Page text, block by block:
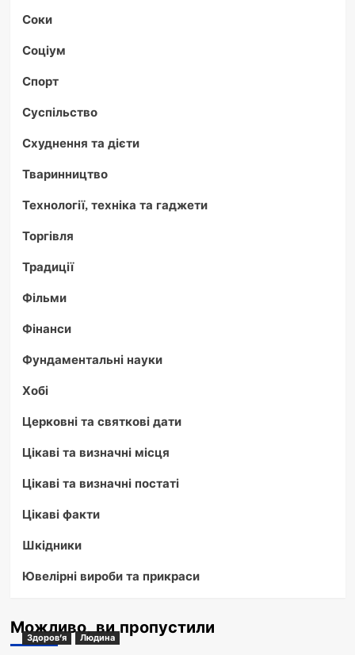
Соки
Соціум
Спорт
Суспільство
Схуднення та дієти
Тваринництво
Технології, техніка та гаджети
Торгівля
Традиції
Фільми
Фінанси
Фундаментальні науки
Хобі
Церковні та святкові дати
Цікаві та визначні місця
Цікаві та визначні постаті
Цікаві факти
Шкідники
Ювелірні вироби та прикраси
Можливо, ви пропустили
Здоров'я Людина